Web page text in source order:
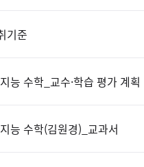
기준
능 수학_교수·학습 평가 계획
능 수학(김원경)_교과서